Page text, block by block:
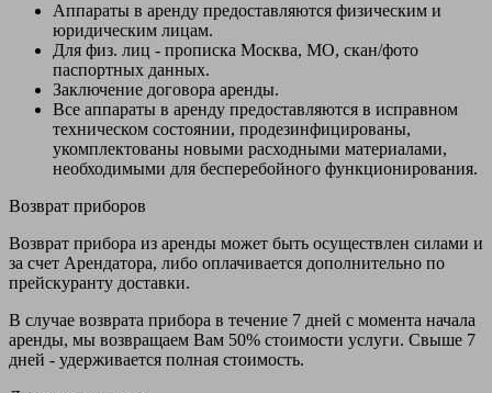
Аппараты в аренду предоставляются физическим и
юридическим лицам.
Для физ. лиц - прописка Москва, МО, скан/фото
паспортных данных.
Заключение договора аренды.
Все аппараты в аренду предоставляются в исправном
техническом состоянии, продезинфицированы,
укомплектованы новыми расходными материалами,
необходимыми для бесперебойного функционирования.
Возврат приборов
Возврат прибора из аренды может быть осуществлен силами и
за счет Арендатора, либо оплачивается дополнительно по
прейскуранту доставки.
В случае возврата прибора в течение 7 дней с момента начала
аренды, мы возвращаем Вам 50% стоимости услуги. Свыше 7
дней - удерживается полная стоимость.